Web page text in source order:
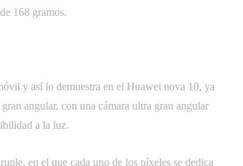
168 gramos.
y así lo demuestra en el Huawei nova 10, ya
angular, con una cámara ultra gran angular
a la luz.
en el que cada uno de los píxeles se dedica